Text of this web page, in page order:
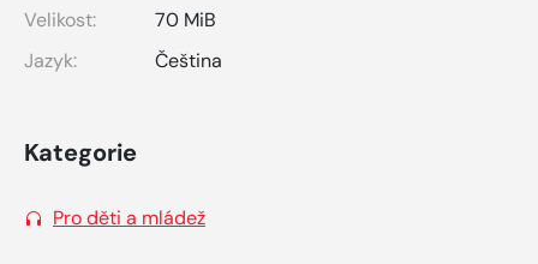
Velikost:
70 MiB
Jazyk:
Čeština
Kategorie
Pro děti a mládež